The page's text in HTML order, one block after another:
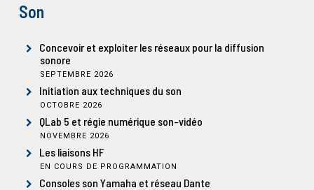
Son
Concevoir et exploiter les réseaux pour la diffusion
sonore
SEPTEMBRE 2026
Initiation aux techniques du son
OCTOBRE 2026
QLab 5 et régie numérique son-vidéo
NOVEMBRE 2026
Les liaisons HF
EN COURS DE PROGRAMMATION
Consoles son Yamaha et réseau Dante